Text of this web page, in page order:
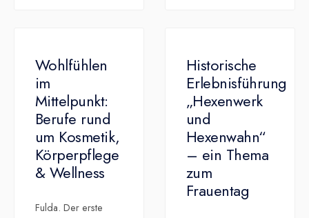
Wohlfühlen
im
Mittelpunkt:
Berufe rund
um Kosmetik,
Körperpflege
& Wellness
Fulda. Der erste
Historische
Erlebnisführung
„Hexenwerk
und
Hexenwahn“
– ein Thema
zum
Frauentag